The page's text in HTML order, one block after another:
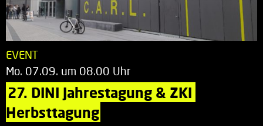
EVENT
Mo. 07.09. um 08.00 Uhr
27. DINI Jahrestagung & ZKI
Herbsttagung